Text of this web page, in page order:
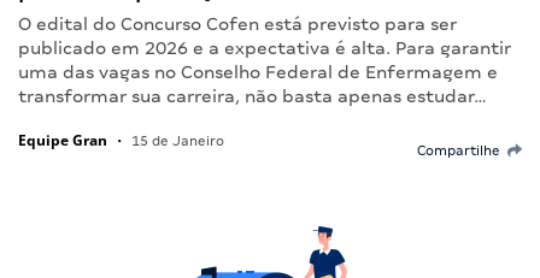
O edital do Concurso Cofen está previsto para ser
publicado em 2026 e a expectativa é alta. Para garantir
uma das vagas no Conselho Federal de Enfermagem e
transformar sua carreira, não basta apenas estudar…
Equipe Gran • 15 de Janeiro
Compartilhe